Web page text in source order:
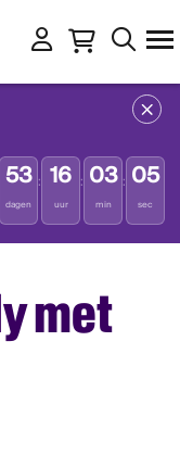
53
dagen
: 16
uur
: 03
min
: 05
sec
met